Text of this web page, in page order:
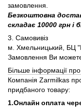
замовлення.
Безкоштовна
складає 10000 грн і
3. Самовивіз
м. Хмельницький, БЦ
Замовлення Ви
Більше інформації
Компанія Zarmilkas
придбаного товару:
1.Онлайн оплата